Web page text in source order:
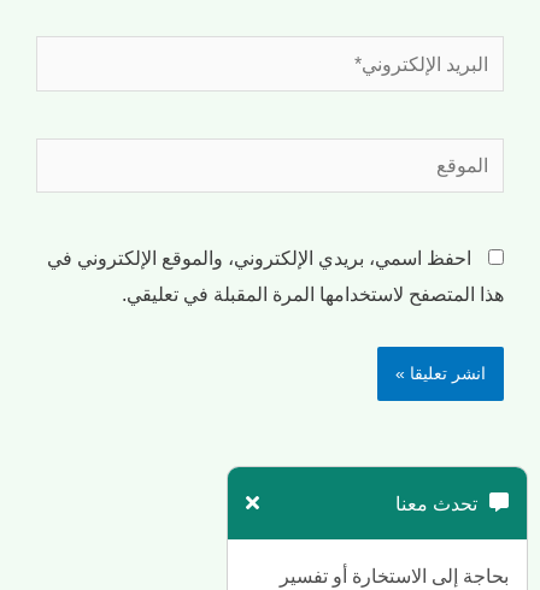
احفظ اسمي، بريدي الإلكتروني، والموقع الإلكتروني في
هذا المتصفح لاستخدامها المرة المقبلة في تعليقي.
تحدث معنا
بحاجة إلى الاستخارة أو تفسير